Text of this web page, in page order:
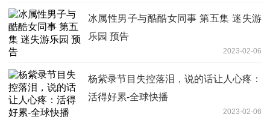
冰属性男子与酷酷女同事 第五集 迷失游
乐园 预告
2023-02-06
杨紫录节目失控落泪，说的话让人心疼：
活得好累-全球快播
2023-02-06